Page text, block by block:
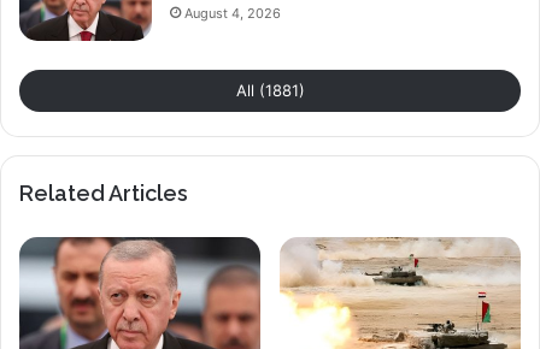
August 4, 2026
All (1881)
Related Articles